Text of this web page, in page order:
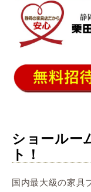
ショールー
ト！
国内最大級の家具